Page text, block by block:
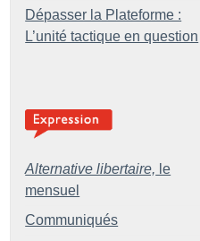
Dépasser la Plateforme :
L’unité tactique en question
Alternative libertaire, le
mensuel
Communiqués